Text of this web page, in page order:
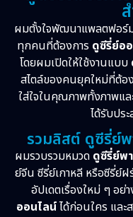
ผมตั้งใจพัฒนาแพลตฟอร์
ทุกคนที่ต้องการ ดูซีรี่ย์อ
โดยผมเปิดให้ใช้งานแบบ
สไตล์ของคนยุคใหม่ที่ต้อง
ใส่ใจในคุณภาพทั้งภาพแ
ได้รับปร
รวมลิสต์ ดูซีรี่ย์
ผมรวบรวมหมวด ดูซีรี่ย์พ
ย์จีน ซีรี่ย์เกาหลี หรือซีรี่ย์
อัปเดตเรื่องใหม่ ๆ อย่
ออนไลน์ได้ก่อนใคร และ